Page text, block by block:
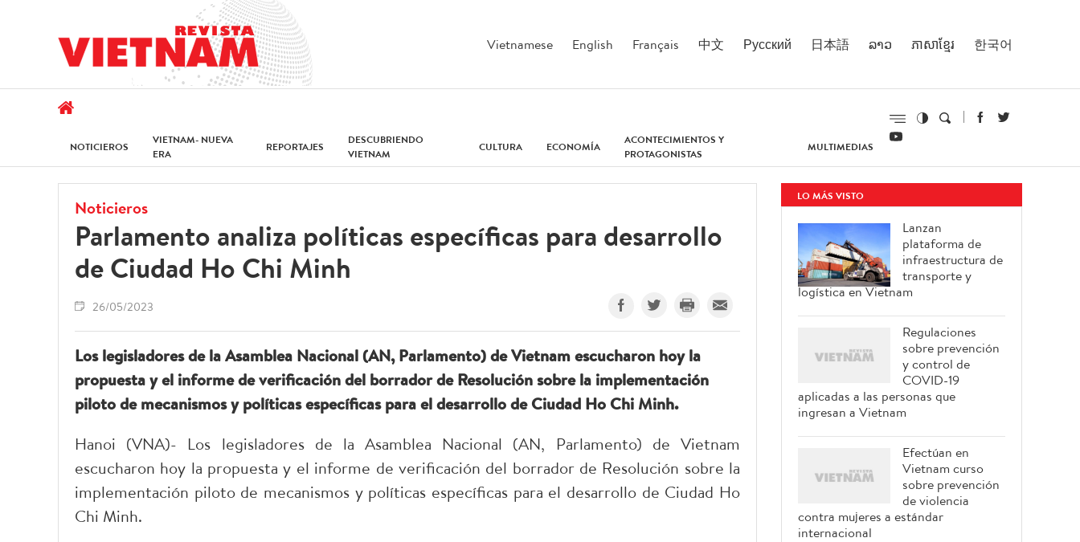
Vietnamese English Français 中文 Русский 日本語 ລາວ ភាសាខ្មែរ 한국어
NOTICIEROS
VIETNAM- NUEVA
ERA
REPORTAJES
DESCUBRIENDO
VIETNAM
CULTURA ECONOMÍA
ACONTECIMIENTOS Y
PROTAGONISTAS
MULTIMEDIAS
Noticieros
Parlamento analiza políticas específicas para desarrollo
de Ciudad Ho Chi Minh
26/05/2023
Los legisladores de la Asamblea Nacional (AN, Parlamento) de Vietnam escucharon hoy la
propuesta y el informe de verificación del borrador de Resolución sobre la implementación
piloto de mecanismos y políticas específicas para el desarrollo de Ciudad Ho Chi Minh.
Hanoi (VNA)- Los legisladores de la Asamblea Nacional (AN, Parlamento) de Vietnam
escucharon hoy la propuesta y el informe de verificación del borrador de Resolución sobre la
implementación piloto de mecanismos y políticas específicas para el desarrollo de Ciudad Ho
Chi Minh.
LO MÁS VISTO
Lanzan
plataforma de
infraestructura de
transporte y
logística en Vietnam
Regulaciones
sobre prevención
y control de
COVID-19
aplicadas a las personas que
ingresan a Vietnam
Efectúan en
Vietnam curso
sobre prevención
de violencia
contra mujeres a estándar
internacional